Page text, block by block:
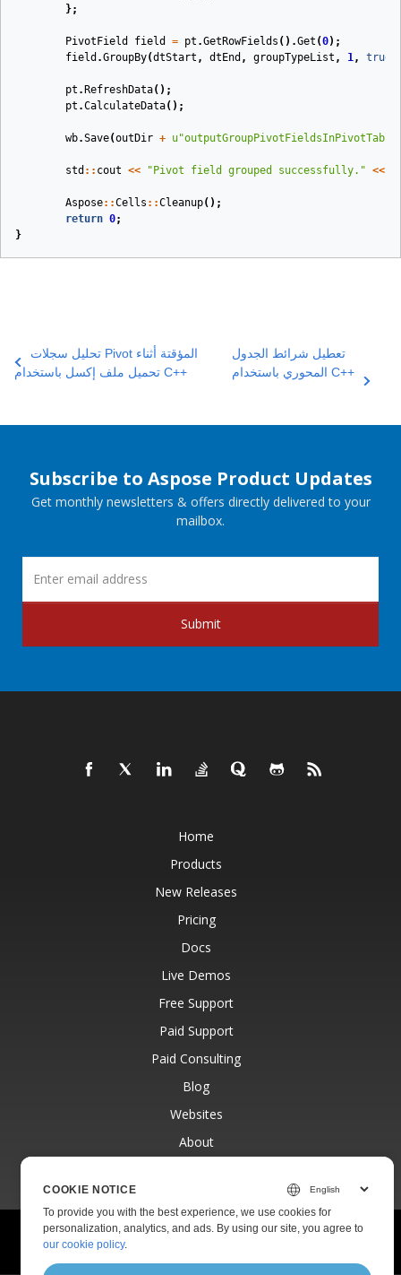
};
PivotField field = pt .GetRowFields ().Get (0);
field .GroupBy(dtStart , dtEnd , groupTypeList , 1 , true
pt .RefreshData();
pt .CalculateData();
wb.Save(outDir + u
std :: cout << "Pivot field grouped successfully." <<
Aspose::Cells ::Cleanup();
return 0;
}
تحليل سجلات Pivot المؤقتة أثناء
تحميل ملف إكسل باستخدام C++
تعطيل شرائط الجدول
المحوري باستخدام C++
Subscribe to Aspose Product Updates
Get monthly newsletters & offers directly delivered to your
mailbox.
Submit
Home
Products
New Releases
Pricing
Docs
Live Demos
Free Support
Paid Support
Paid Consulting
Blog
Websites
About
© Aspose Pty Ltd 2001-2026.All Rights Reserved.
Privacy Policy
COOKIE NOTICE
To provide you with the best experience, we use cookies for
personalization, analytics, and ads. By using our site, you agree to
our cookie policy.